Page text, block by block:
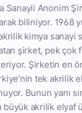
Sanayii Anonim
biliniyor. 1968
kimya sanayi
şirket, pek çok
Şirketin en
tek akrilik
Bunun yanı
büyük akrilik elyaf